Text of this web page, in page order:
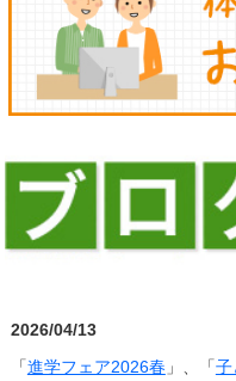
2026/04/13
「進学フェア2026春 」、「子